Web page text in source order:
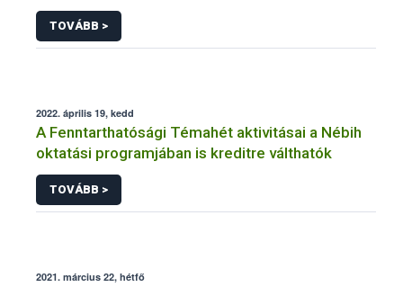
TOVÁBB >
2022. április 19, kedd
A Fenntarthatósági Témahét aktivitásai a Nébih
oktatási programjában is kreditre válthatók
TOVÁBB >
2021. március 22, hétfő